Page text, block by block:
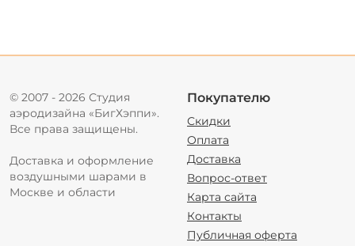
© 2007 - 2026 Студия
аэродизайна «БигХэппи».
Все права защищены.
Доставка и оформление
воздушными шарами в
Москве и области
Покупателю
Скидки
Оплата
Доставка
Вопрос-ответ
Карта сайта
Контакты
Публичная оферта